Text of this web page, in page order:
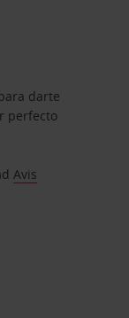
darte
perfecto
Avis